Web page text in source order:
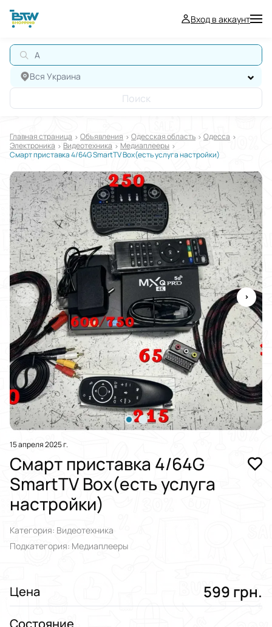
Вход в аккаунт
АВТ
Вся Украина
Поиск
Главная страница Oбъявления Одесская область
Одесса
Электроника
Видеотехника
Медиаплееры
Смарт приставка 4/64G SmartTV Box(есть услуга настройки)
15 апреля 2025 г.
Смарт приставка 4/64G
SmartTV Box(есть услуга
настройки)
Категория: Видеотехника
Подкатегория: Медиаплееры
Цена 599 грн.